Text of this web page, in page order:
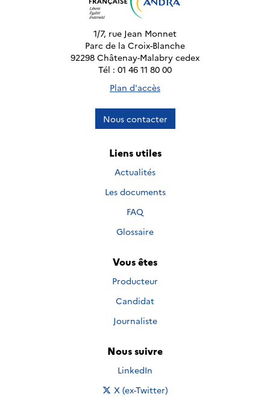
1/7, rue Jean Monnet
Parc de la Croix-Blanche
92298 Châtenay-Malabry cedex
Tél : 01 46 11 80 00
Plan d'accès
Nous contacter
Liens utiles
Actualités
Les documents
FAQ
Glossaire
Vous êtes
Producteur
Candidat
Journaliste
Nous suivre
Nous suivre sur
LinkedIn
Nous suivre sur
X (ex-Twitter)